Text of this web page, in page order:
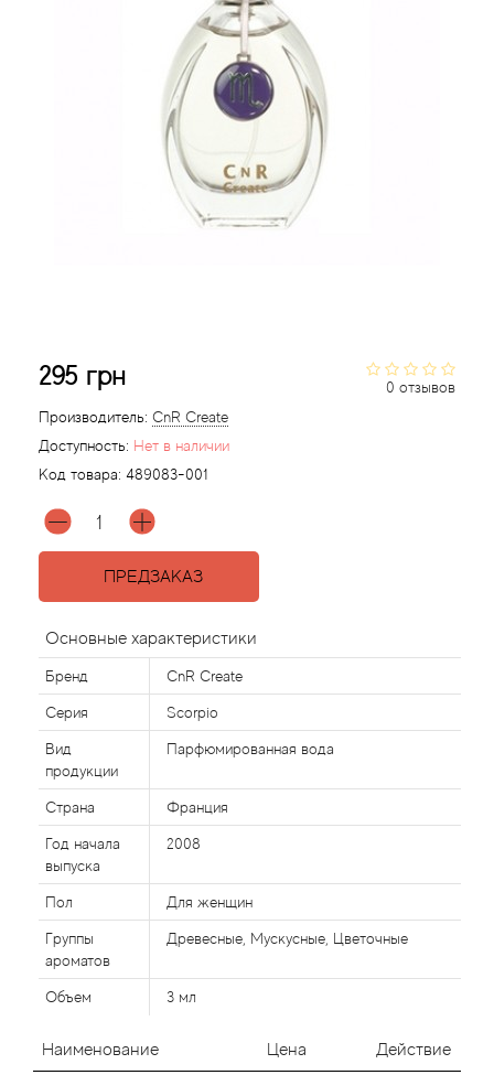
0 отзывов
295 грн
Производитель: CnR Create
Доступность: Нет в наличии
Код товара: 489083-001
ПРЕДЗАКАЗ
Основные характеристики
Бренд CnR Create
Серия Scorpio
Вид
продукции
Парфюмированная вода
Страна Франция
Год начала
выпуска
2008
Пол Для женщин
Группы
ароматов
Древесные, Мускусные, Цветочные
Объем 3 мл
Наименование Цена Действие
Acqua di Sardegna
Afnan
Agatha Ruiz de la Prada
Agonist
Aigner
Aj Arabia (Widian)
Ajmal
Al Haramain
Al Jazeera
Alaia Paris
Alexander McQueen
Alexandre Barthet
Alexandre J